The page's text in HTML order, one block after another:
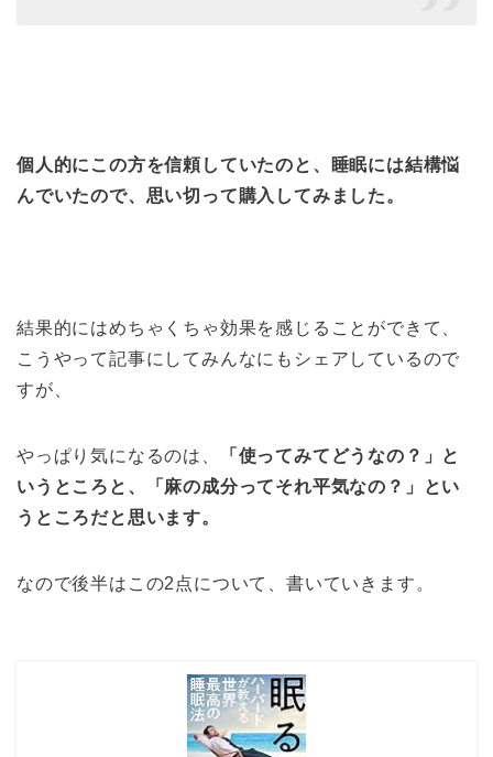
個人的にこの方を信頼していたのと、睡眠には結構悩
んでいたので、思い切って購入してみました。
結果的にはめちゃくちゃ効果を感じることができて、
こうやって記事にしてみんなにもシェアしているので
すが、
やっぱり気になるのは、
「使ってみてどうなの？」と
いうところと、「麻の成分ってそれ平気なの？」とい
うところだと思います。
なので後半はこの2点について、書いていきます。